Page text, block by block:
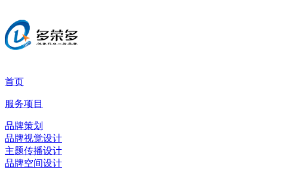
首页
服务项目
品牌策划
品牌视觉设计
主题传播设计
品牌空间设计